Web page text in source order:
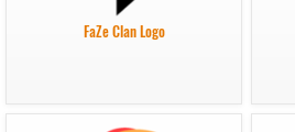
FaZe Clan Logo